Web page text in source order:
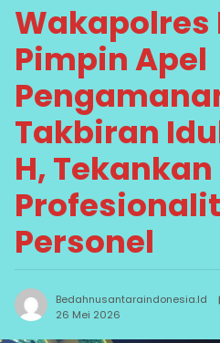
Wakapolres
Pimpin Apel
Takbiran
H, Tekankan
Personel
Bedahnusantaraindonesia.id
26 Mei 2026